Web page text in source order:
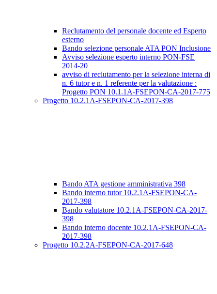
Reclutamento del personale docente ed Esperto
esterno
Bando selezione personale ATA PON Inclusione
Avviso selezione esperto interno PON-FSE
2014-20
avviso di reclutamento per la selezione interna di
n. 6 tutor e n. 1 referente per la valutazione :
Progetto PON 10.1.1A-FSEPON-CA-2017-775
Progetto 10.2.1A-FSEPON-CA-2017-398
Bando ATA gestione amministrativa 398
Bando interno tutor 10.2.1A-FSEPON-CA-
2017-398
Bando valutatore 10.2.1A-FSEPON-CA-2017-
398
Bando interno docente 10.2.1A-FSEPON-CA-
2017-398
Progetto 10.2.2A-FSEPON-CA-2017-648